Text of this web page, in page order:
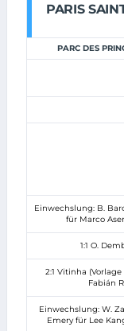
PARIS
PARC DES
Einwechslung: B.
für Marco
1:1 O.
2:1 Vitinha (Vorlage
Fabián
Einwechslung: W.
Emery für Lee